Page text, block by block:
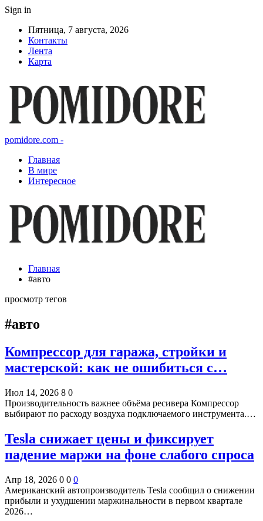
Sign in
Пятница, 7 августа, 2026
Контакты
Лента
Карта
pomidore.com -
Главная
В мире
Интересное
Главная
#авто
просмотр тегов
#авто
Компрессор для гаража, стройки и
мастерской: как не ошибиться с…
Июл 14, 2026 8 0
Производительность важнее объёма ресивера Компрессор
выбирают по расходу воздуха подключаемого инструмента.…
Tesla снижает цены и фиксирует
падение маржи на фоне слабого спроса
Апр 18, 2026 0 0 0
Американский автопроизводитель Tesla сообщил о снижении
прибыли и ухудшении маржинальности в первом квартале
2026…